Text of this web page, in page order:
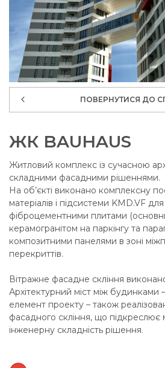
ПОВЕРНУТИСЯ ДО
ЖК BAUHAUS
Житловий комплекс із сучасною
складними фасадними рішеннями.
На об’єкті виконано комплексну
матеріалів і підсистеми KMD.VF
фіброцементними плитами
керамогранітом на паркінгу та
композитними панелями в зоні
перекриттів.
Вітражне фасадне скління
Архітектурний міст між будинками
елемент проекту – також
фасадного скління, що підкреслює
інженерну складність рішення.